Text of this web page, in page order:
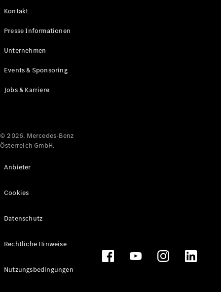
Kontakt
Presse Informationen
Unternehmen
Events & Sponsoring
Jobs & Karriere
© 2026. Mercedes-Benz
Österreich GmbH.
Anbieter
Cookies
Datenschutz
Rechtliche Hinweise
Nutzungsbedingungen